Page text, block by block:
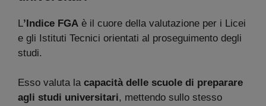
L’Indice FGA è il cuore della valutazione per i Licei
e gli Istituti Tecnici orientati al proseguimento degli
studi.
Esso valuta la capacità delle scuole di preparare
agli studi universitari, mettendo sullo stesso